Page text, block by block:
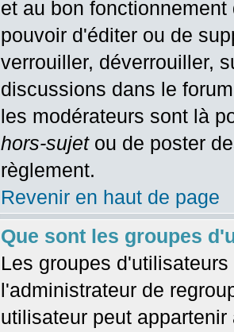
et au bon
pouvoir d'éditer ou de
verrouiller, déverrouiller,
discussions dans le
les modérateurs sont là
hors-sujetou de poster
règlement.
Revenir en haut de page
Que sont les groupes
Les groupes
l'administrateur de
utilisateur peut